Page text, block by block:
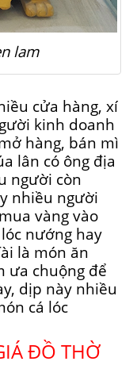
lam
cửa hàng, xí
kinh doanh
hàng, bán mì
lân có ông địa
người còn
nhiều người
vàng vào
nướng hay
là món ăn
ưa chuộng để
dịp này nhiều
cá lóc
ĐỒ THỜ